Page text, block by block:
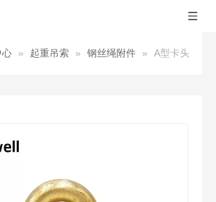
心 » 起重吊索 » 钢丝绳附件 » A型卡头